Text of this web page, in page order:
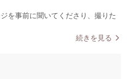
を事前に聞いてくださり、撮りた
続きを見る